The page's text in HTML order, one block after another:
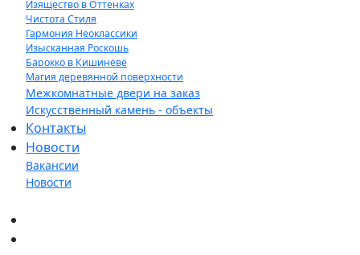
Изящество в Оттенках
Чистота Стиля
Гармония Неоклассики
Изысканная Роскошь
Барокко в Кишинёве
Магия деревянной поверхности
Межкомнатные двери на заказ
Искусственный камень - объекты
Контакты
Новости
Вакансии
Новости